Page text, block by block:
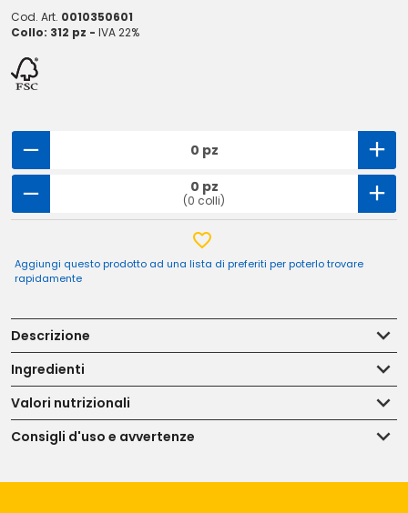
Cod. Art. 0010350601
Collo: 312 pz - IVA 22%
0 pz
0 pz
(0 colli)
Aggiungi questo prodotto ad una lista di preferiti per poterlo trovare
rapidamente
Descrizione
Ingredienti
Valori nutrizionali
Consigli d'uso e avvertenze